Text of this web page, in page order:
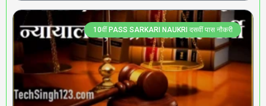
10वीं PASS SARKARI NAUKRI दसवीं पास नौकरी